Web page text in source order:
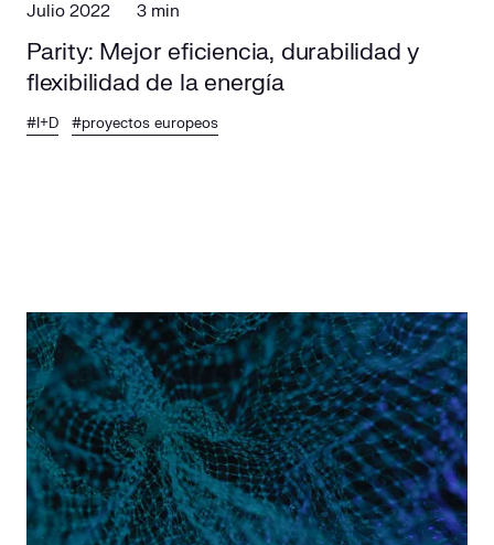
Julio 2022 3 min
Parity: Mejor eficiencia, durabilidad y
flexibilidad de la energía
#I+D #proyectos europeos